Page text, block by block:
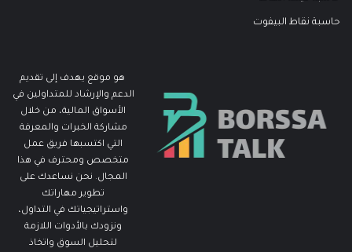
حاسبة نقاط البيفوت
هو موقع يهدف إلى تقديم
الدعم والإرشاد للمتداولين في
الأسواق المالية، من خلال
مشاركة الخبرات والمعرفة
التي اكتسبها فريق عمل
متخصص ومحترف في هذا
المجال. نحن نساعدك على
تطوير مهاراتك
واستراتيجياتك في التداول،
ونزودك بالأدوات اللازمة
لتحليل السوق واتخاذ